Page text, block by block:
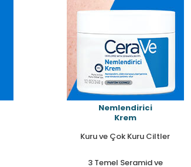
Nemlendirici
Krem
Kuru ve Çok Kuru Ciltler
3 Temel Seramid ve